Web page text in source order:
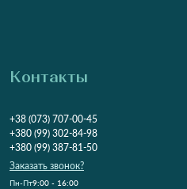
Контакты
+38 (073) 707-00-45
+380 (99) 302-84-98
+380 (99) 387-81-50
Заказать звонок?
Пн-Пт9:00 - 16:00